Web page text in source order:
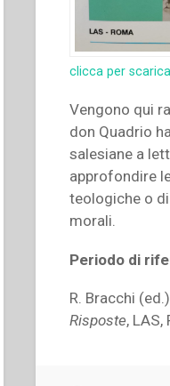
clicca per
Vengono qui
don Quadrio
salesiane a
approfondire
teologiche o
morali.
Periodo di
R. Bracchi
Risposte, LAS,